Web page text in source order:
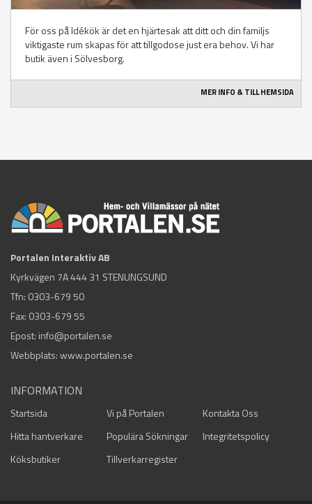
För oss på Idékök är det en hjärtesak att ditt och din familjs
viktigaste rum skapas för att tillgodose just era behov. Vi har
butik även i Sölvesborg.
MER INFO & TILL HEMSIDA
Portalen Interaktiv AB
Kyrkvägen 7A 444 31 STENUNGSUND
Tfn: 0303-679 50
Fax: 0303-679 55
Epost: info@portalen.se
Webbplats: www.portalen.se
INFORMATION
Startsida Vi på Portalen
Kontakta Oss
Hitta hantverkare
Populära Sökningar
Integritetspolicy
Köksbutiker
Tillverkarregister